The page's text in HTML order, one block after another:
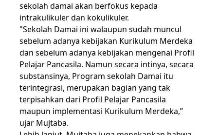
sekolah damai akan berfokus kepada
intrakulikuler dan kokulikuler.
"Sekolah Damai ini walaupun sudah muncul
sebelum adanya kebijakan Kurikulum Merdeka
dan sebelum adanya kebijakan mengenai Profil
Pelajar Pancasila. Namun secara intinya, secara
substansinya, Program sekolah Damai itu
terintegrasi, merupakan bagian yang tak
terpisahkan dari Profil Pelajar Pancasila
maupun implementasi Kurikulum Merdeka,”
ujar Mujtaba.